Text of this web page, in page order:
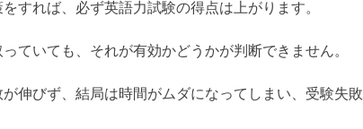
すれば、必ず英語力試験の得点は上がります。
ていても、それが有効かどうかが判断できません。
伸びず、結局は時間がムダになってしまい、受験失敗